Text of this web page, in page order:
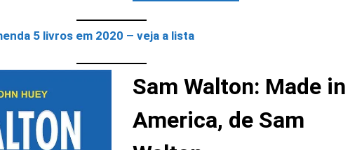
5 livros em 2020 – veja a lista
Sam Walton: Made in
America, de Sam